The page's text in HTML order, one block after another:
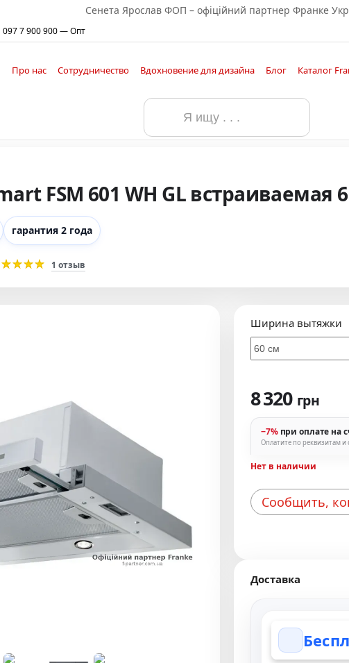
Сенета Ярослав ФОП – офіційний партнер Франке
097 7 900 900 — Опт
Про нас Сотрудничество Вдохновение для дизайна Блог Каталог
FSM 601 WH GL встраиваемая
гарантия 2 года
1 отзыв
Ширина вытяжки
8 320 грн
−7% при оплате на
Оплатите по реквизитам и
Нет в наличии
Сообщить,
Доставка